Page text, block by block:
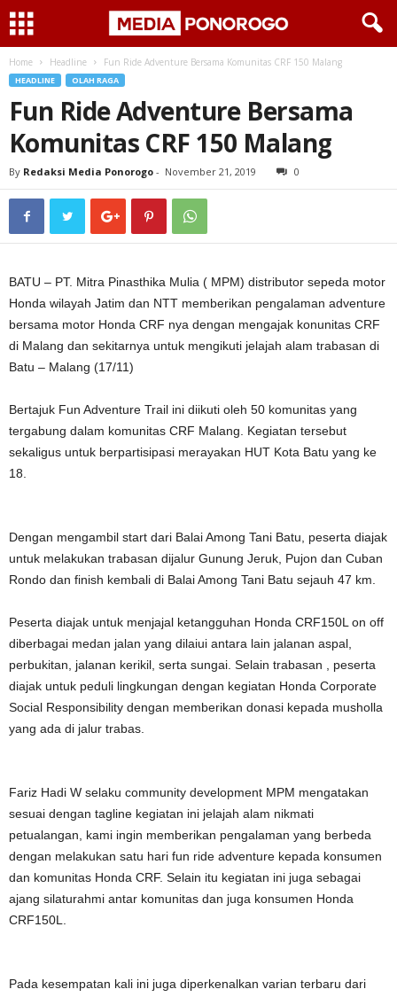
Home Headline Fun Ride Adventure Bersama Komunitas CRF 150 Malang
HEADLINE OLAH RAGA
Fun Ride Adventure Bersama
Komunitas CRF 150 Malang
By Redaksi Media Ponorogo - November 21, 2019 0
BATU – PT. Mitra Pinasthika Mulia ( MPM) distributor sepeda motor
Honda wilayah Jatim dan NTT memberikan pengalaman adventure
bersama motor Honda CRF nya dengan mengajak konunitas CRF
di Malang dan sekitarnya untuk mengikuti jelajah alam trabasan di
Batu – Malang (17/11)
Bertajuk Fun Adventure Trail ini diikuti oleh 50 komunitas yang
tergabung dalam komunitas CRF Malang. Kegiatan tersebut
sekaligus untuk berpartisipasi merayakan HUT Kota Batu yang ke
18.
Dengan mengambil start dari Balai Among Tani Batu, peserta diajak
untuk melakukan trabasan dijalur Gunung Jeruk, Pujon dan Cuban
Rondo dan finish kembali di Balai Among Tani Batu sejauh 47 km.
Peserta diajak untuk menjajal ketangguhan Honda CRF150L on off
diberbagai medan jalan yang dilaiui antara lain jalanan aspal,
perbukitan, jalanan kerikil, serta sungai. Selain trabasan , peserta
diajak untuk peduli lingkungan dengan kegiatan Honda Corporate
Social Responsibility dengan memberikan donasi kepada musholla
yang ada di jalur trabas.
Fariz Hadi W selaku community development MPM mengatakan
sesuai dengan tagline kegiatan ini jelajah alam nikmati
petualangan, kami ingin memberikan pengalaman yang berbeda
dengan melakukan satu hari fun ride adventure kepada konsumen
dan komunitas Honda CRF. Selain itu kegiatan ini juga sebagai
ajang silaturahmi antar komunitas dan juga konsumen Honda
CRF150L.
Pada kesempatan kali ini juga diperkenalkan varian terbaru dari